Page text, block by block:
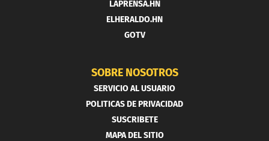
LAPRENSA.HN
ELHERALDO.HN
GOTV
SOBRE NOSOTROS
SERVICIO AL USUARIO
POLITICAS DE PRIVACIDAD
SUSCRIBETE
MAPA DEL SITIO